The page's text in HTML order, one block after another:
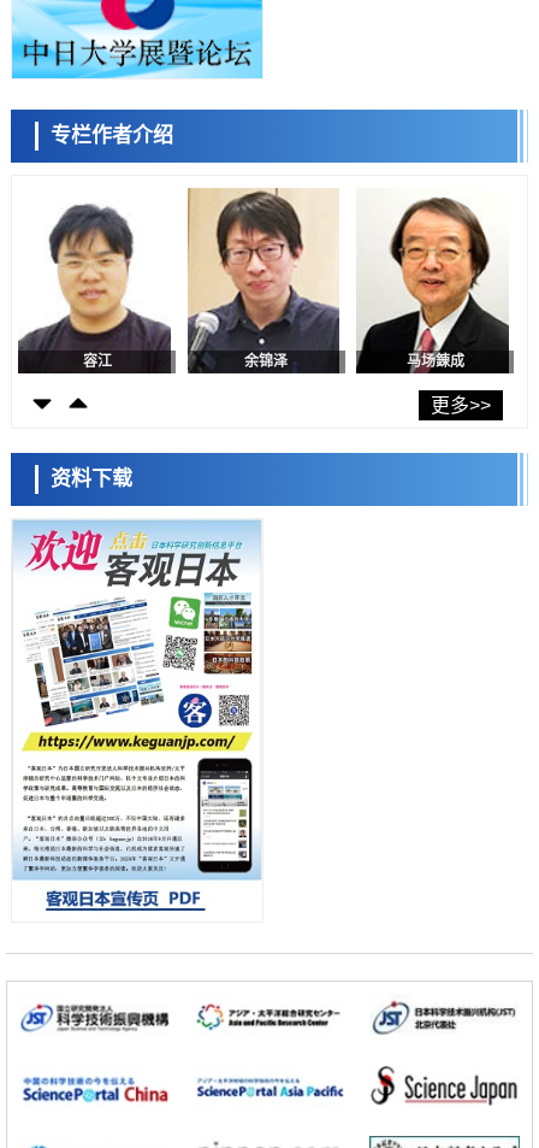
东京都产技研采用新手法开发出可稳定工作至300℃的介电材料，已验
证电容器可在汽车发动机等高温环境下工作
经济・社会
日本生成式AI使用者占比一年内翻倍，但与中美德仍有较大差距
政策
日本修订首都直下型地震紧急对策：目标为死亡人数至少减半，重点强
化火灾防控
福井大学发现细胞记忆过往并抑制反应的机制，阐明即便DNA相同反应
迥异之谜
科学研究
神户大学确认口服癌症疫苗B440单药给药的安全性，在转移性尿路上皮
癌患者中开展临床试验
日本发布《令和8年版科学技术与创新白皮书》，解读第七期基本计划
首年度政策方向
科学研究
东京大学发现可诱导细胞死亡的新型信使物质
东京都健康长寿医疗中心跨器官揭示衰老过程中的糖链变化
科学研究
产总研无需石油利用松脂制备石墨前驱体，可作为电池电极材料
科学研究
东京大学和海上保安厅等发现南海海槽沿线板块边界锁定状态存在区域
差异
政策
日本第2次医疗研究开发调整费，根据一线实际情况和需求分配99.3亿
日元
科学研究
千叶大学鉴定出导致难治性疾病“肺高血压症”恶化的蛋白质“MYL9/12”，
会引发血管结构恶化
科学研究
京都大学高效生成光的构成单元“光子”，可应用于量子计算机
科学研究
开发出300亿年仅误差1秒的光晶格钟，构建网络将其打造为下一代社会
基础设施
经济・社会
科学研究
带大量基因的人工细胞
政策
专栏作者介绍
陈小牧 李鸥 安宁
容江 余锦泽 马场錬成
日本科学未来馆 科学交
流员
小岩井忠道 泷川 进
更多>>
资料下载